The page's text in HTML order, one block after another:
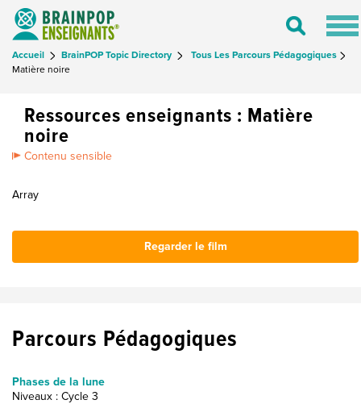
Toggle
Accueil BrainPOP Topic Directory
Tous Les Parcours Pédagogiques
Matière noire
Ressources enseignants : Matière
noire
Contenu sensible
Array
Regarder le film
Parcours Pédagogiques
Phases de la lune
Niveaux : Cycle 3